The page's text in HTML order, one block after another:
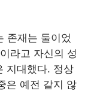
존재는 둘이었
라고 자신의 성
지대했다. 정상
은 예전 같지 않